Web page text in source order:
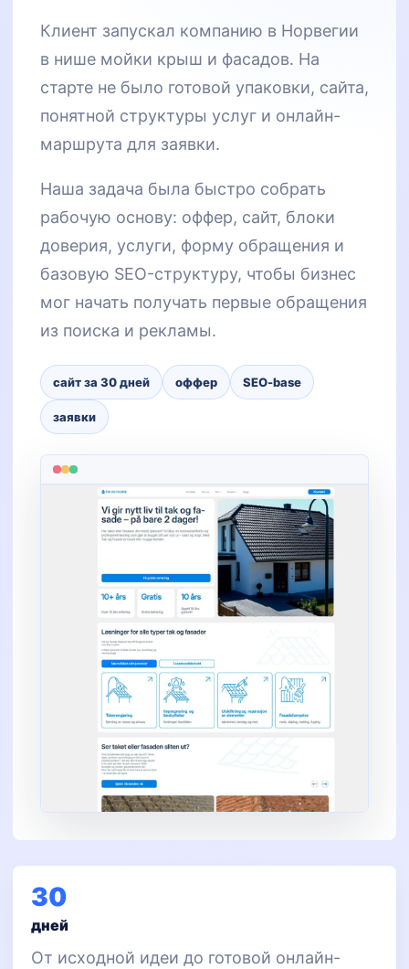
Клиент запускал компанию в Норвегии
в нише мойки крыш и фасадов. На
старте не было готовой упаковки, сайта,
понятной структуры услуг и онлайн-
маршрута для заявки.
Наша задача была быстро собрать
рабочую основу: оффер, сайт, блоки
доверия, услуги, форму обращения и
базовую SEO-структуру, чтобы бизнес
мог начать получать первые обращения
из поиска и рекламы.
сайт за 30 дней оффер SEO-base
заявки
30
дней
От исходной идеи до готовой онлайн-